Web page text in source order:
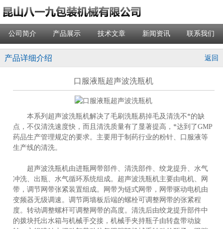
公司简介 产品展示 技术文章 新闻资讯 联系我们
产品详细介绍 返回
口服液瓶超声波洗瓶机
本系列超声波洗瓶机解决了毛刷洗瓶易掉毛及清洗不*的缺
点，不仅清洗速度快，而且清洗质量有了显著提高，*达到了GMP
药品生产管理规定的要求。主要用于制药行业的粉针、口服液等
生产线的清洗。
超声波洗瓶机由进瓶网带部件、清洗部件、绞龙提升、水气
冲洗、出瓶、水气循环系统组成。超声波洗瓶机主要由电机、网
带，调节网带张紧装置组成。网带为链式网带，网带驱动电机由
变频器无级调速。调节两墙板后端的螺栓可调整网带的张紧程
度。转动调整螺杆可调整网带的高度。清洗后由绞龙提升部件中
的拨块托出水箱与机械手交接，机械手夹持瓶子由转盘带动旋